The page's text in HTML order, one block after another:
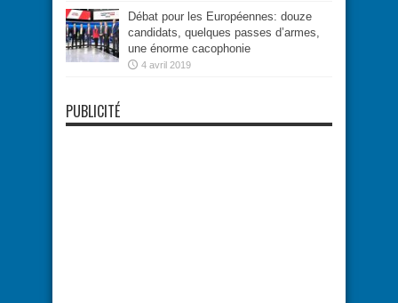
Débat pour les Européennes: douze
candidats, quelques passes d’armes,
une énorme cacophonie
4 avril 2019
PUBLICITÉ